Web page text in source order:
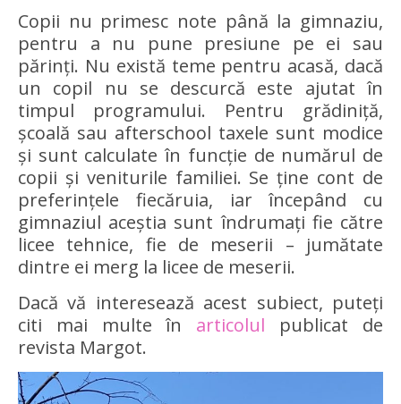
Copii nu primesc note până la gimnaziu,
pentru a nu pune presiune pe ei sau
părinți. Nu există teme pentru acasă, dacă
un copil nu se descurcă este ajutat în
timpul programului. Pentru grădiniță,
școală sau afterschool taxele sunt modice
și sunt calculate în funcție de numărul de
copii și veniturile familiei. Se ține cont de
preferințele fiecăruia, iar începând cu
gimnaziul aceștia sunt îndrumați fie către
licee tehnice, fie de meserii – jumătate
dintre ei merg la licee de meserii.
Dacă vă interesează acest subiect, puteți
citi mai multe în articolul publicat de
revista Margot.